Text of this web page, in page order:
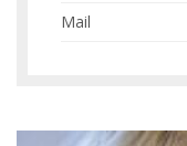
Mail